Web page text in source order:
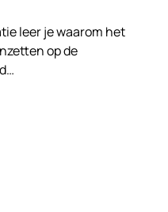
leer je waarom het
op de